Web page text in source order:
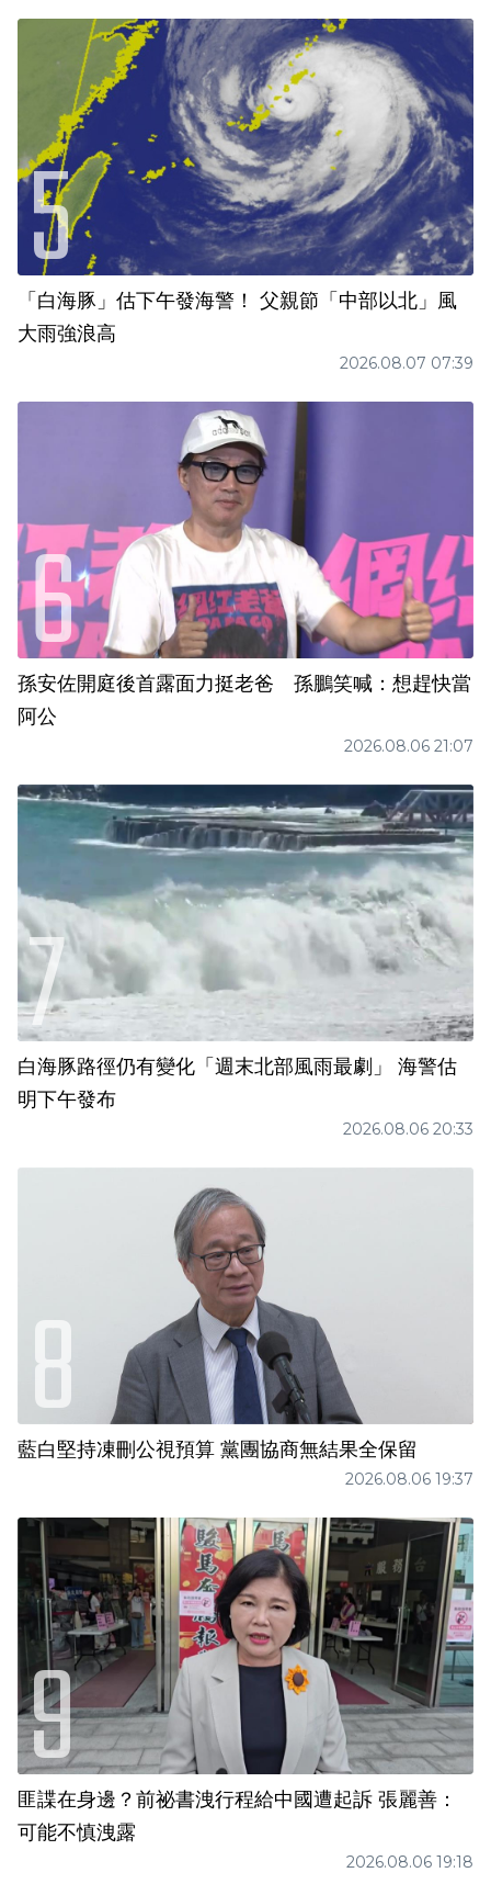
「白海豚」估下午發海警！ 父親節「中部以北」風
大雨強浪高
2026.08.07 07:39
孫安佐開庭後首露面力挺老爸 孫鵬笑喊：想趕快當
阿公
2026.08.06 21:07
白海豚路徑仍有變化「週末北部風雨最劇」 海警估
明下午發布
2026.08.06 20:33
藍白堅持凍刪公視預算 黨團協商無結果全保留
2026.08.06 19:37
匪諜在身邊？前祕書洩行程給中國遭起訴 張麗善：
可能不慎洩露
2026.08.06 19:18